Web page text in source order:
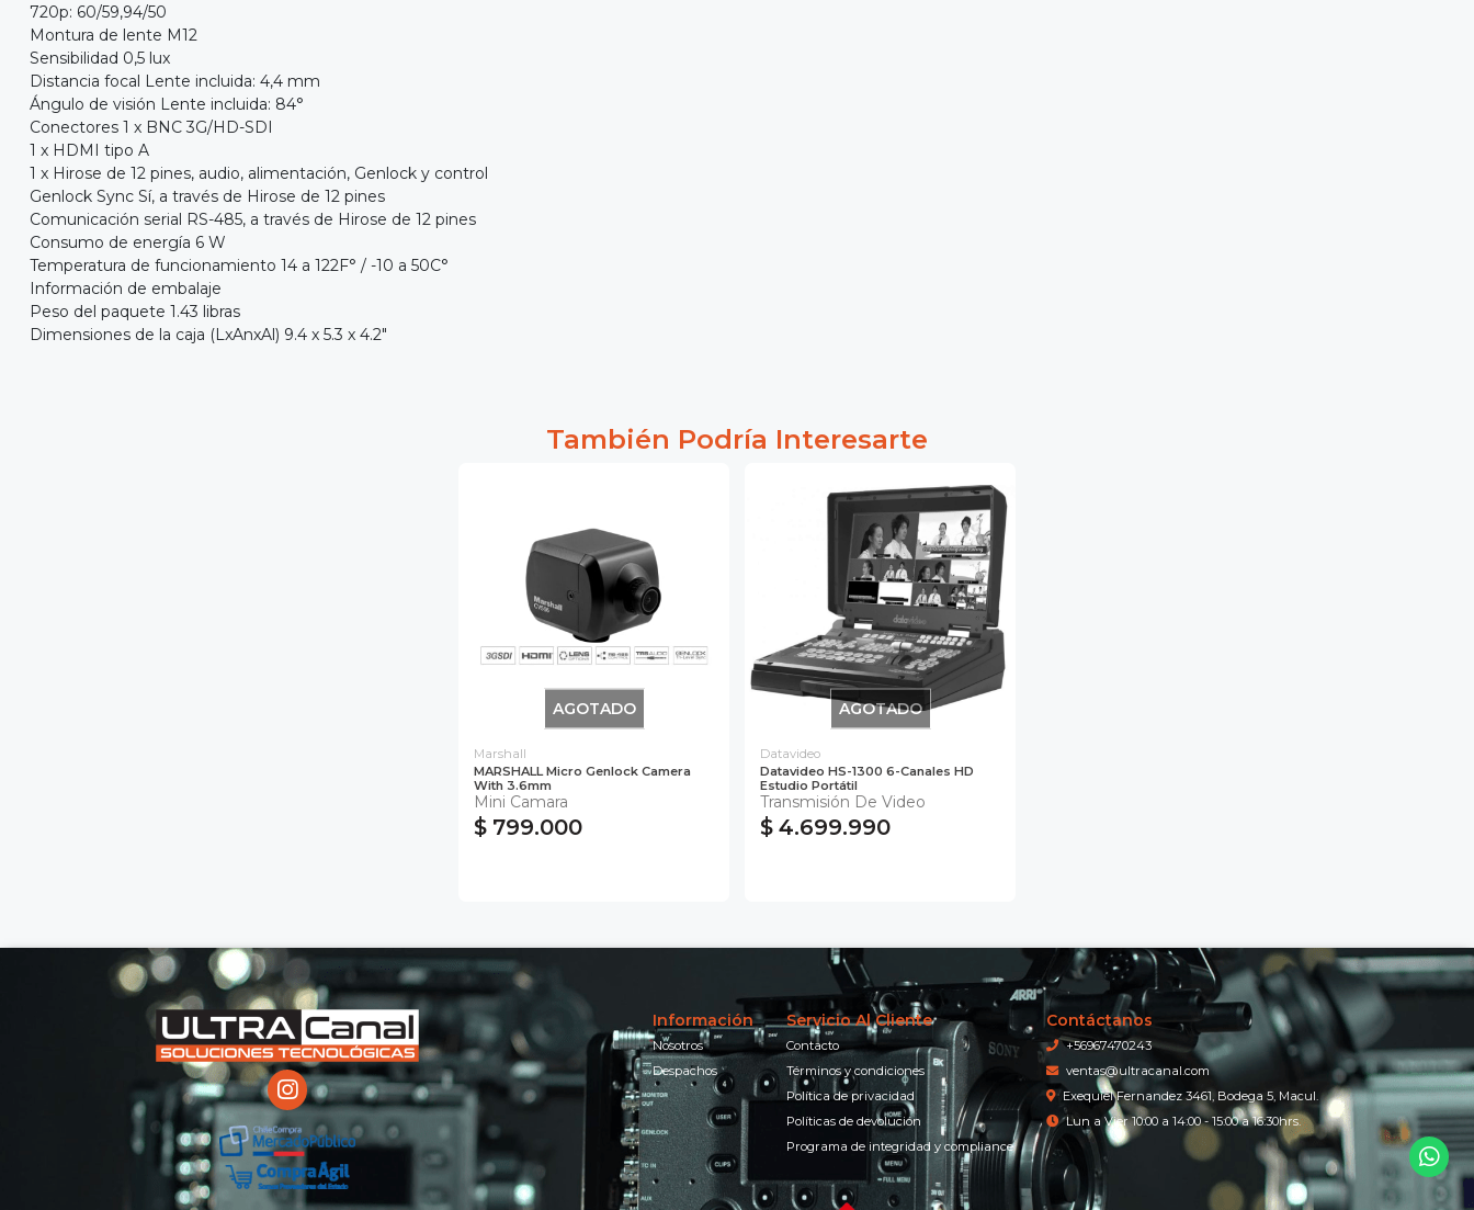
720p: 60/59,94/50
Montura de lente M12
Sensibilidad 0,5 lux
Distancia focal Lente incluida: 4,4 mm
Ángulo de visión Lente incluida: 84°
Conectores 1 x BNC 3G/HD-SDI
1 x HDMI tipo A
1 x Hirose de 12 pines, audio, alimentación, Genlock y control
Genlock Sync Sí, a través de Hirose de 12 pines
Comunicación serial RS-485, a través de Hirose de 12 pines
Consumo de energía 6 W
Temperatura de funcionamiento 14 a 122F° / -10 a 50C°
Información de embalaje
Peso del paquete 1.43 libras
Dimensiones de la caja (LxAnxAl) 9.4 x 5.3 x 4.2"
También Podría Interesarte
AGOTADO
Marshall
MARSHALL Micro Genlock Camera
With 3.6mm
Mini Camara
$ 799.000
AGOTADO
Datavideo
Datavideo HS-1300 6-Canales HD
Estudio Portátil
Transmisión De Video
$ 4.699.990
Información
Nosotros
Despachos
Servicio Al Cliente
Contacto
Términos y condiciones
Política de privacidad
Políticas de devolución
Programa de integridad y compliance
Contáctanos
+56967470243
ventas@ultracanal.com
Exequiel Fernandez 3461, Bodega 5, Macul.
Lun a Vier 10:00 a 14:00 - 15:00 a 16:30hrs.